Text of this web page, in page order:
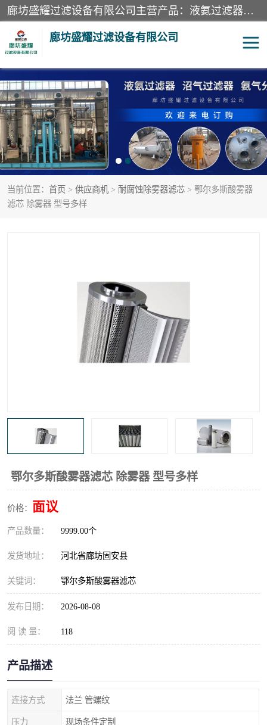
廊坊盛耀过滤设备有限公司主营产品：液氨过滤器、沼气过滤器、氨气分离器、二氧化碳过滤器、过滤器、液氨氨气过滤器、天然气过滤器、管道过滤器、*过滤器、液氨除油除水过滤器、氨气除油除水过滤器、焦炉煤气除焦油过滤器等。
廊坊盛耀过滤设备有限公司
当前位置： 首页 > 供应商机 > 耐腐蚀除雾器滤芯 > 鄂尔多斯酸雾器
滤芯 除雾器 型号多样
鄂尔多斯酸雾器滤芯 除雾器 型号多样
价格： 面议
产品数量： 9999.00个
发货地址： 河北省廊坊固安县
关键词： 鄂尔多斯酸雾器滤芯
发布日期： 2026-08-08
阅 读 量： 118
产品描述
连接方式 法兰 管螺纹
压力 现场条件定制
二氧化碳过滤器 过滤器
液氨氨气过滤器 沼气过滤器
天然气过滤器 管道过滤器
甲醇过滤器 液氨除油除水过滤器
化工盐酸气聚结器 耐腐蚀除雾器滤芯